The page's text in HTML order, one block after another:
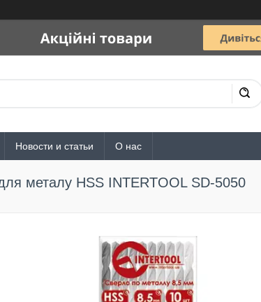
Новости и статьи О нас
металу HSS INTERTOOL SD-5050